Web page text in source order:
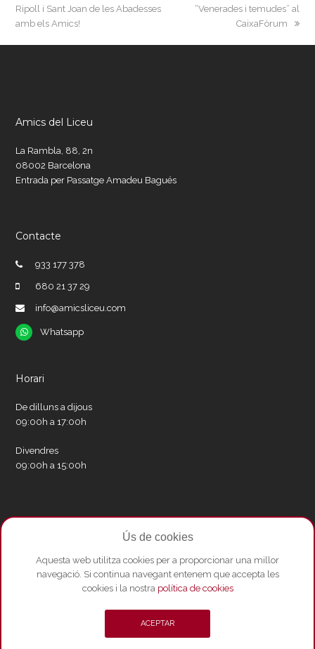
post:
Ripoll i Sant Joan de les Abadesses
amb els Amics!
post:
“Venerades i temudes” al
CaixaFòrum
Amics del Liceu
La Rambla, 88, 2n
08002 Barcelona
Entrada per Passatge Amadeu Bagués
Contacte
933 177 378
680 21 37 29
info@amicsliceu.com
Whatsapp
Whatsapp
Horari
De dilluns a dijous
09:00h a 17:00h
Divendres
09:00h a 15:00h
Xarxes socials
TwitterFacebookInstagram
Whatsapp
Youtube
Ús de cookies
Aquesta web utilitza cookies per a proporcionar una millor
navegació. Si continua navegant entenem que accepta les
cookies i la nostra política de cookies
ACEPTAR